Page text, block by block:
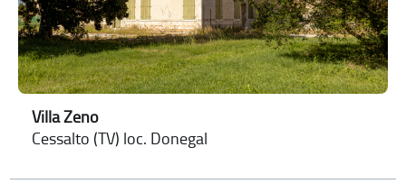
Villa Zeno
Cessalto (TV) loc. Donegal